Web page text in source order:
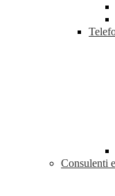
Consulenti